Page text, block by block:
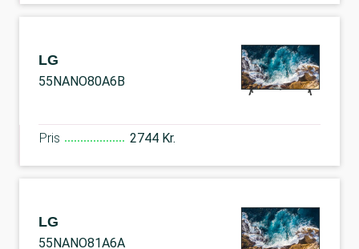
LG
55NANO80A6B
Pris 2744 Kr.
LG
55NANO81A6A